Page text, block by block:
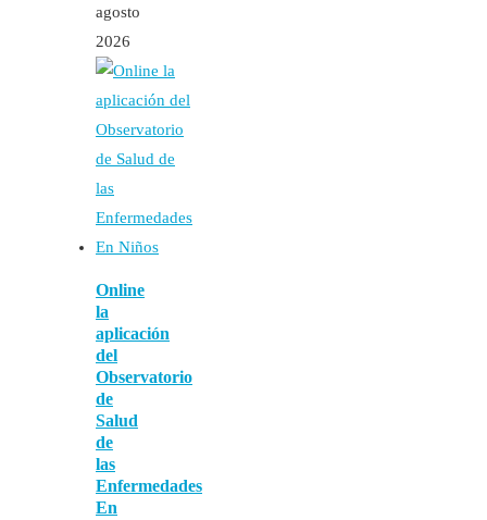
agosto
2026
Online
la
aplicación
del
Observatorio
de
Salud
de
las
Enfermedades
En